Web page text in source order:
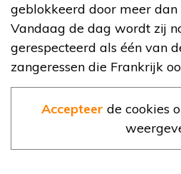
geblokkeerd door meer dan
Vandaag de dag wordt zij
gerespecteerd als één van
zangeressen die Frankrijk
Accepteer de cookies